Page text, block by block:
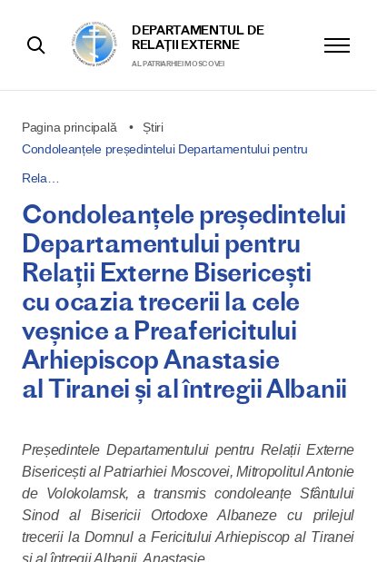
DEPARTAMENTUL DE
RELAȚII EXTERNE
AL PATRIARHIEI MOSCOVEI
Pagina principală
Știri
Condoleanțele președintelui Departamentului pentru
Rela…
Condoleanțele președintelui
Departamentului pentru
Relații Externe Bisericești
cu ocazia trecerii la cele
veșnice a Preafericitului
Arhiepiscop Anastasie
al Tiranei și al întregii Albanii
Președintele Departamentului pentru Relații Externe
Bisericești al Patriarhiei Moscovei, Mitropolitul Antonie
de Volokolamsk, a transmis condoleanțe Sfântului
Sinod al Bisericii Ortodoxe Albaneze cu prilejul
trecerii la Domnul a Fericitului Arhiepiscop al Tiranei
și al întregii Albanii, Anastasie.